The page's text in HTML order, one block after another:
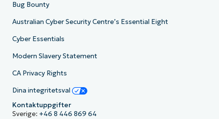
Bug Bounty
Australian Cyber Security Centre’s Essential Eight
Cyber Essentials
Modern Slavery Statement
CA Privacy Rights
Dina integritetsval
Kontaktuppgifter
Sverige: +46 8 446 869 64